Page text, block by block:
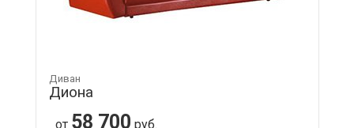
Диван
Диона
от 58 700 руб.